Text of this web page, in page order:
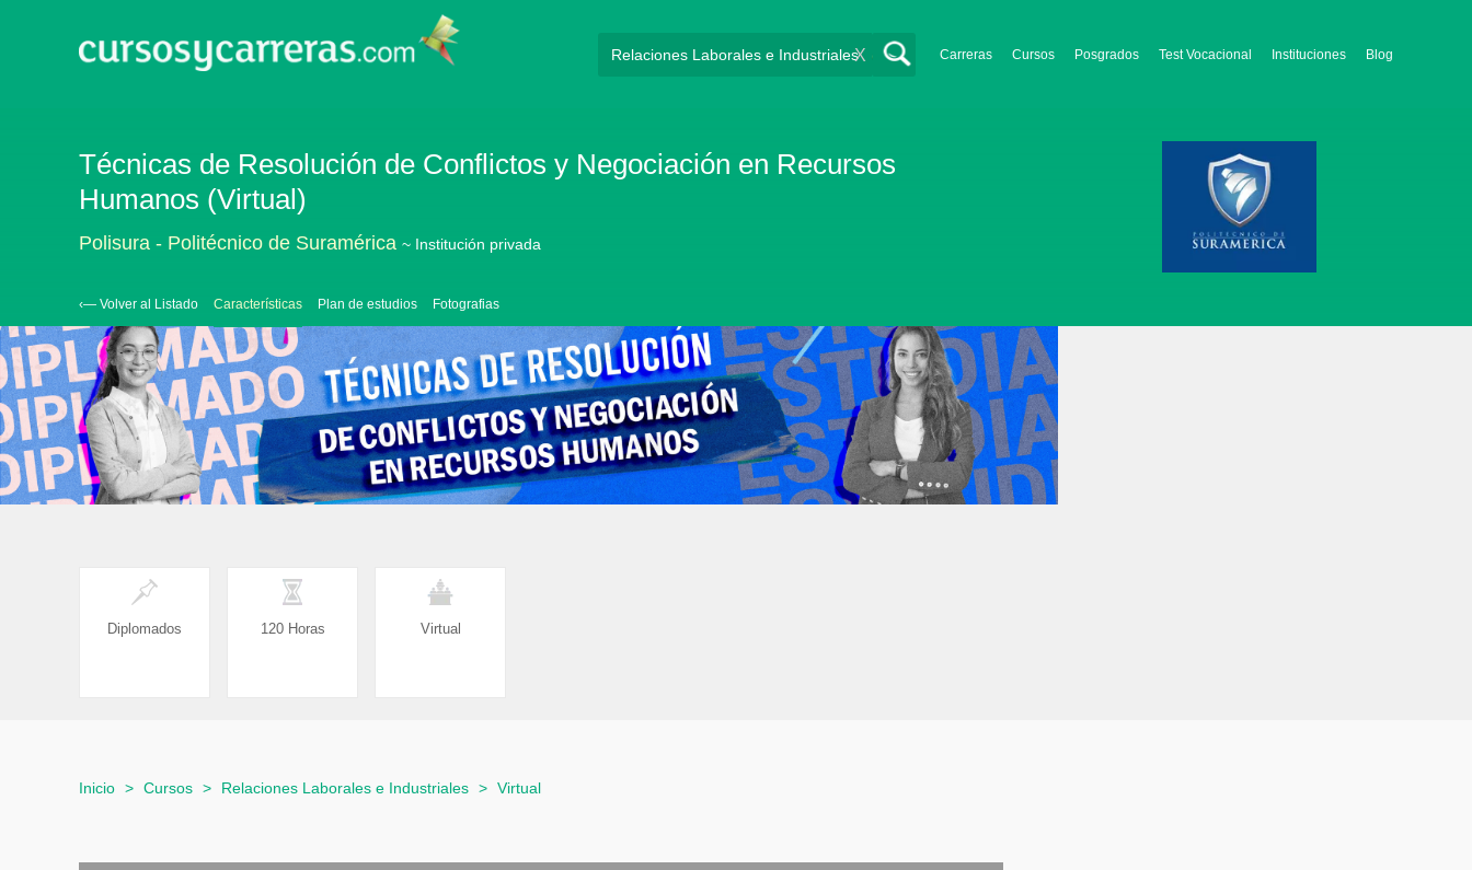
Carreras Cursos Posgrados Test Vocacional Instituciones Blog
X
Técnicas de Resolución de Conflictos y Negociación en Recursos
Humanos (Virtual)
Polisura - Politécnico de Suramérica ~ Institución privada
‹— Volver al Listado Características Plan de estudios Fotografias
Diplomados 120 Horas Virtual
Inicio > Cursos > Relaciones Laborales e Industriales > Virtual